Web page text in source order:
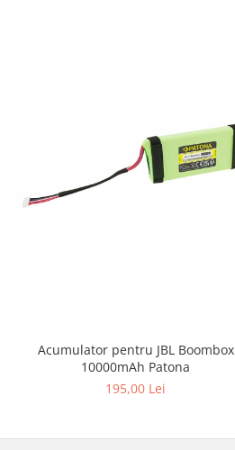
Acumulator pentru JBL Boombox
10000mAh Patona
195,00 Lei